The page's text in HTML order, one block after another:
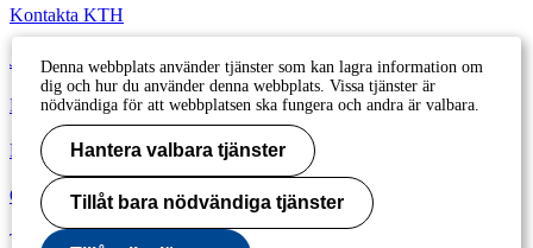
Kontakta KTH
Jobba på KTH
Press och media
Faktura och betalning KTH
Om KTH:s webbplatser
Tillgänglighetsredogörelse
Denna webbplats använder tjänster som kan lagra information om
dig och hur du använder denna webbplats. Vissa tjänster är
nödvändiga för att webbplatsen ska fungera och andra är valbara.
Hantera valbara tjänster
Tillåt bara nödvändiga tjänster